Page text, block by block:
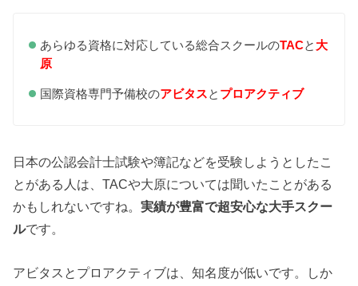
あらゆる資格に対応している総合スクールのTACと 大
原
国際資格専門予備校のアビタスと プロアクティブ
日本の公認会計士試験や簿記などを受験しようとしたこ
とがある人は、TACや大原については聞いたことがある
かもしれないですね。実績が豊富で超安心な大手スクー
ルです。
アビタスとプロアクティブは、知名度が低いです。しか